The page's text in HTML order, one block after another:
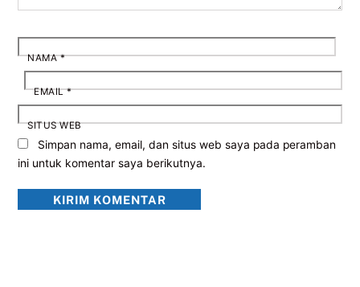
NAMA*
EMAIL*
SITUS WEB
Simpan nama, email, dan situs web saya pada peramban
ini untuk komentar saya berikutnya.